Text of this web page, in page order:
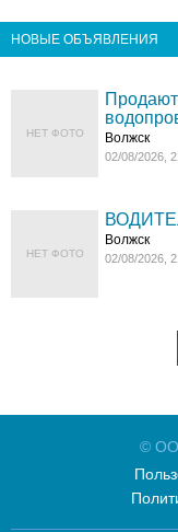
НОВЫЕ ОБЪЯВЛЕНИЯ
НЕТ ФОТО Волжск
02/08/2026,
НЕТ ФОТО
Волжск
02/08/2026,
©